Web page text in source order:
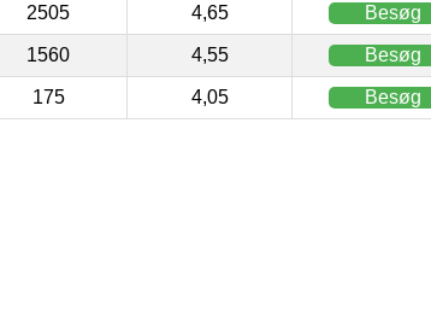
2505 4,65 Besøg
1560 4,55 Besøg
175 4,05 Besøg